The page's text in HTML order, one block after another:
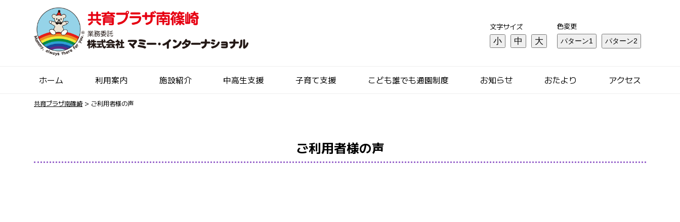
文字サイズ
小 中 大
色変更
ホーム 利用案内 施設紹介 中高生支援 子育て支援 こども誰でも通園制度 お知らせ おたより アクセス
共育プラザ南篠崎> ご利用者様の声
ご利用者様の声